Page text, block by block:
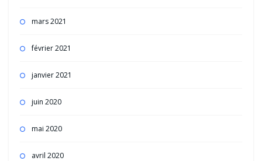
mars 2021
février 2021
janvier 2021
juin 2020
mai 2020
avril 2020